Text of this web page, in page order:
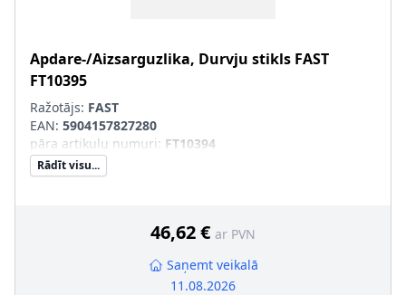
Apdare-/Aizsarguzlika, Durvju stikls FAST
FT10395
Ražotājs: FAST
EAN: 5904157827280
pāra artikulu numuri: FT10394
Rādīt visu...
46,62 € ar PVN
Saņemt veikalā
11.08.2026